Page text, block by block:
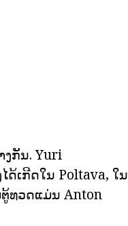
ງກັນ. Yuri
ດ້ເກີດໃນ Poltava, ໃນ
ທວດແມ່ນ Anton